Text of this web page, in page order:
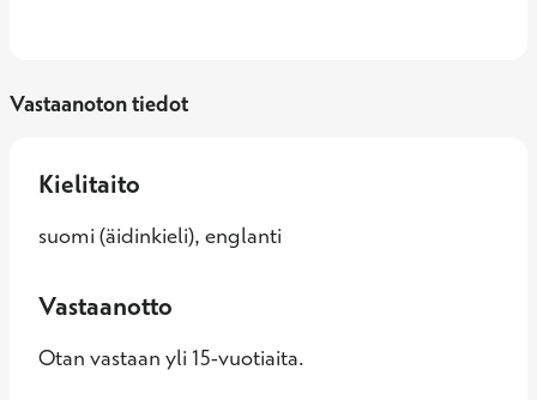
Vastaanoton tiedot
Kielitaito
suomi (äidinkieli), englanti
Vastaanotto
Otan vastaan yli 15-vuotiaita.